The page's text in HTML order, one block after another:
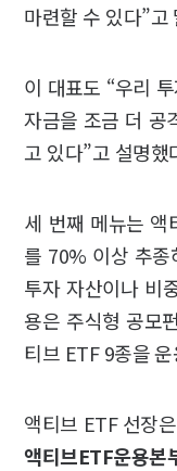
마련할 수 있다”고
이 대표도 “우리
자금을 조금 더 공
고 있다”고 설명했
세 번째 메뉴는 액
를 70% 이상 추종
투자 자산이나 비
용은 주식형 공모
티브 ETF 9종을
액티브 ETF 선장
액티브ETF운용본